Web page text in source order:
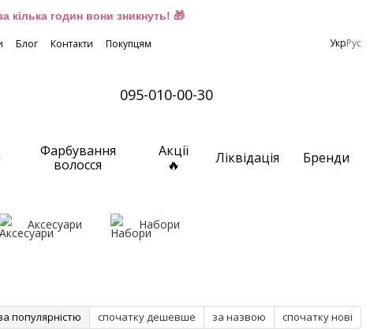
кілька годин вони зникнуть! 🎁
Блог Контакти Покупцям УкрРус
095-010-00-30
Фарбування
волосся
Акції
🔥
Ліквідація Бренди
Аксесуари Набори
популярністю спочатку дешевше за назвою спочатку нові